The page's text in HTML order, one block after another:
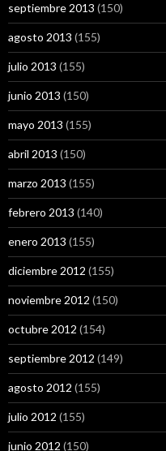
septiembre 2013 (150)
agosto 2013 (155)
julio 2013 (155)
junio 2013 (150)
mayo 2013 (155)
abril 2013 (150)
marzo 2013 (155)
febrero 2013 (140)
enero 2013 (155)
diciembre 2012 (155)
noviembre 2012 (150)
octubre 2012 (154)
septiembre 2012 (149)
agosto 2012 (155)
julio 2012 (155)
junio 2012 (150)